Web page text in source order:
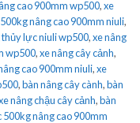
cao 900mm wp500,xe
nâng cao 900mm niuli,
thủy lực niuli wp500,xe nâng
wp500,xe nâng cây cảnh,
cao 900mm niuli,xe
,bàn nâng cây cành,bàn
nâng chậu cây cảnh,bàn
nâng cao 900mm